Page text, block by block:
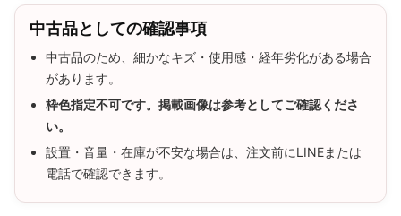
中古品としての確認事項
中古品のため、細かなキズ・使用感・経年劣化がある場合
があります。
枠色指定不可です。掲載画像は参考としてご確認くださ
い。
設置・音量・在庫が不安な場合は、注文前にLINEまたは
電話で確認できます。